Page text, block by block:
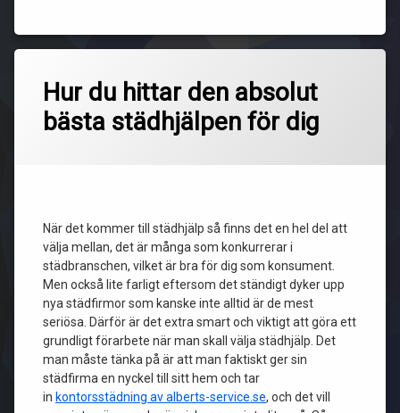
Hur du hittar den absolut
bästa städhjälpen för dig
När det kommer till städhjälp så finns det en hel del att
välja mellan, det är många som konkurrerar i
städbranschen, vilket är bra för dig som konsument.
Men också lite farligt eftersom det ständigt dyker upp
nya städfirmor som kanske inte alltid är de mest
seriösa. Därför är det extra smart och viktigt att göra ett
grundligt förarbete när man skall välja städhjälp. Det
man måste tänka på är att man faktiskt ger sin
städfirma en nyckel till sitt hem och tar
in kontorsstädning av alberts-service.se, och det vill